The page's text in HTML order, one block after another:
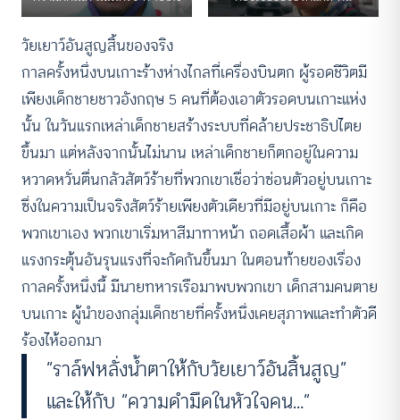
วัยเยาว์อันสูญสิ้นของจริง
กาลครั้งหนึ่งบนเกาะร้างห่างไกลที่เครื่องบินตก ผู้รอดชีวิตมี
เพียงเด็กชายชาวอังกฤษ 5 คนที่ต้องเอาตัวรอดบนเกาะแห่ง
นั้น ในวันแรกเหล่าเด็กชายสร้างระบบที่คล้ายประชาธิปไตย
ขึ้นมา แต่หลังจากนั้นไม่นาน เหล่าเด็กชายก็ตกอยู่ในความ
หวาดหวั่นตื่นกลัวสัตว์ร้ายที่พวกเขาเชื่อว่าซ่อนตัวอยู่บนเกาะ
ซึ่งในความเป็นจริงสัตว์ร้ายเพียงตัวเดียวที่มีอยู่บนเกาะ ก็คือ
พวกเขาเอง พวกเขาเริ่มหาสีมาทาหน้า ถอดเสื้อผ้า และเกิด
แรงกระตุ้นอันรุนแรงที่จะกัดกันขึ้นมา ในตอนท้ายของเรื่อง
กาลครั้งหนึ่งนี้ มีนายทหารเรือมาพบพวกเขา เด็กสามคนตาย
บนเกาะ ผู้นำของกลุ่มเด็กชายที่ครั้งหนึ่งเคยสุภาพและทำตัวดี
ร้องไห้ออกมา
“ราล์ฟหลั่งน้ำตาให้กับวัยเยาว์อันสิ้นสูญ”
และให้กับ “ความดำมืดในหัวใจคน…”